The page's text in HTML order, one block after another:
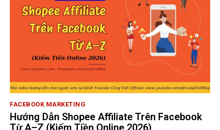
FACEBOOK MARKETING
Hướng Dẫn Shopee Affiliate Trên Facebook
Từ A–Z (Kiếm Tiền Online 2026)